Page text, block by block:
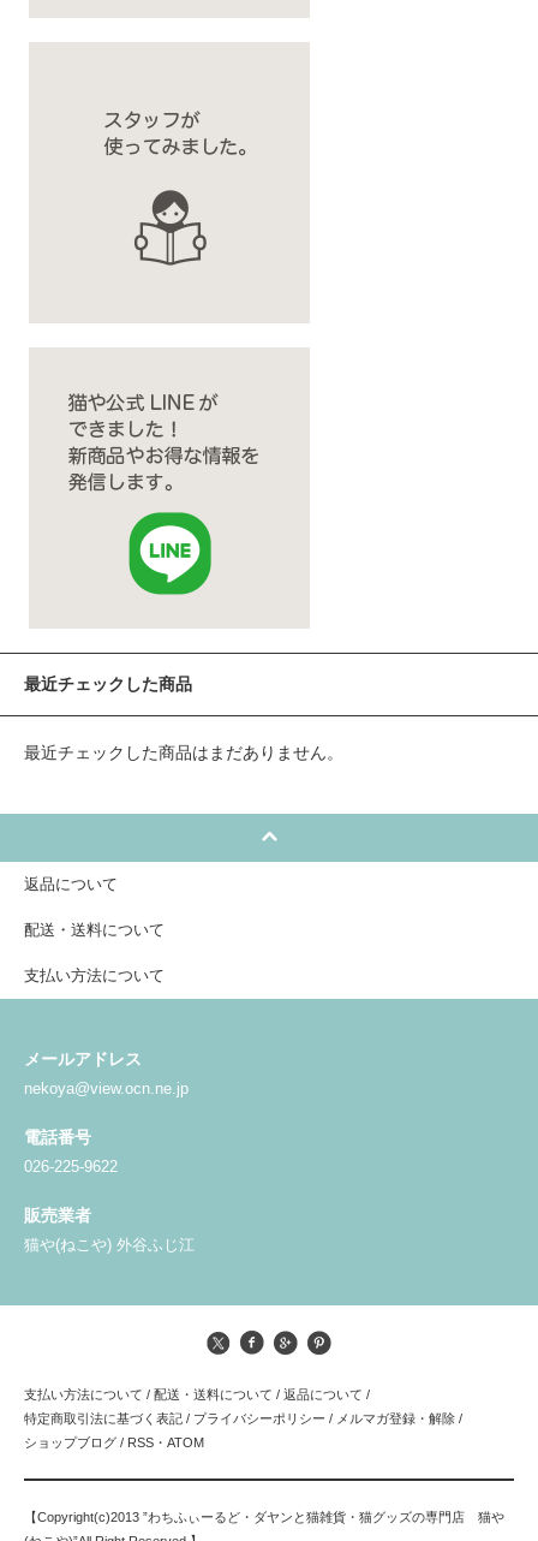
最近チェックした商品
最近チェックした商品はまだありません。
返品について
配送・送料について
支払い方法について
メールアドレス
nekoya@view.ocn.ne.jp
電話番号
026-225-9622
販売業者
猫や(ねこや) 外谷ふじ江
支払い方法について / 配送・送料について / 返品について /
特定商取引法に基づく表記 / プライバシーポリシー / メルマガ登録・解除 /
ショップブログ / RSS ・ ATOM
【Copyright(c)2013 ”わちふぃーるど・ダヤンと猫雑貨・猫グッズの専門店 猫や